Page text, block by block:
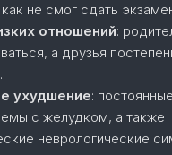
не смог сдать
отношений:
а друзья
ухудшение:
с желудком, а также
неврологические